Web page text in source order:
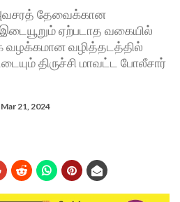
தேவைக்கான
ஏற்படாத வகையில்
வழக்கமான வழித்தடத்தில்
திருச்சி மாவட்ட போலீசார்
Mar 21, 2024